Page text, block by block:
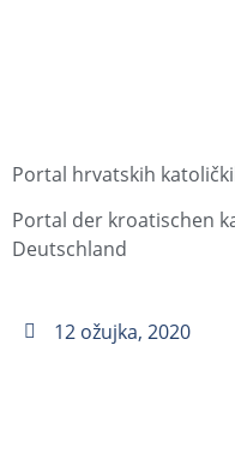
Portal hrvatskih
Portal der kroatischen
Deutschland
12 ožujka, 2020